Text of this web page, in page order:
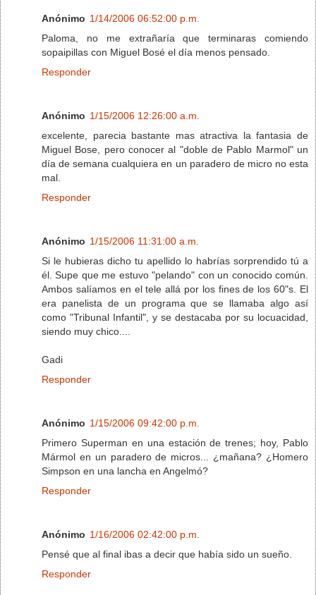
Anónimo 1/14/2006 06:52:00 p.m.
Paloma, no me extrañaría que terminaras comiendo
sopaipillas con Miguel Bosé el día menos pensado.
Responder
Anónimo 1/15/2006 12:26:00 a.m.
excelente, parecia bastante mas atractiva la fantasia de
Miguel Bose, pero conocer al "doble de Pablo Marmol" un
día de semana cualquiera en un paradero de micro no esta
mal.
Responder
Anónimo 1/15/2006 11:31:00 a.m.
Si le hubieras dicho tu apellido lo habrías sorprendido tú a
él. Supe que me estuvo "pelando" con un conocido común.
Ambos salíamos en el tele allá por los fines de los 60"s. El
era panelista de un programa que se llamaba algo así
como "Tribunal Infantil", y se destacaba por su locuacidad,
siendo muy chico....
Gadi
Responder
Anónimo 1/15/2006 09:42:00 p.m.
Primero Superman en una estación de trenes; hoy, Pablo
Mármol en un paradero de micros... ¿mañana? ¿Homero
Simpson en una lancha en Angelmó?
Responder
Anónimo 1/16/2006 02:42:00 p.m.
Pensé que al final ibas a decir que había sido un sueño.
Responder